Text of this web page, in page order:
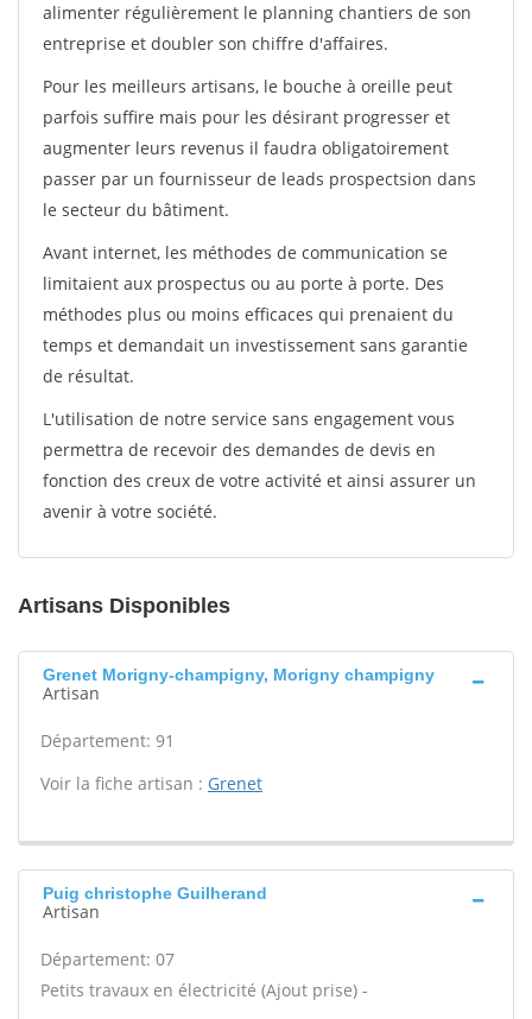
alimenter régulièrement le planning chantiers de son
entreprise et doubler son chiffre d'affaires.
Pour les meilleurs artisans, le bouche à oreille peut
parfois suffire mais pour les désirant progresser et
augmenter leurs revenus il faudra obligatoirement
passer par un fournisseur de leads prospectsion dans
le secteur du bâtiment.
Avant internet, les méthodes de communication se
limitaient aux prospectus ou au porte à porte. Des
méthodes plus ou moins efficaces qui prenaient du
temps et demandait un investissement sans garantie
de résultat.
L'utilisation de notre service sans engagement vous
permettra de recevoir des demandes de devis en
fonction des creux de votre activité et ainsi assurer un
avenir à votre société.
Artisans Disponibles
Grenet Morigny-champigny, Morigny champigny
Artisan
Département: 91
Voir la fiche artisan : Grenet
Puig christophe Guilherand
Artisan
Département: 07
Petits travaux en électricité (Ajout prise) -